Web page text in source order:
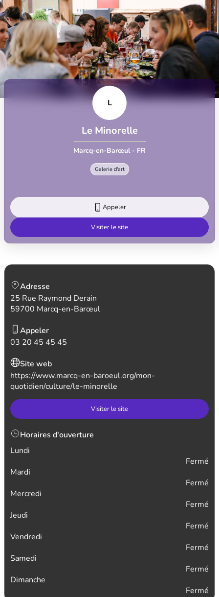
L
Le Minorelle
Marcq-en-Barœul - FR
Galerie d'art
Appeler
Visiter le site
Adresse
25 Rue Raymond Derain
59700 Marcq-en-Barœul
Appeler
03 20 45 45 45
Site web
https://www.marcq-en-baroeul.org/mon-
quotidien/culture/le-minorelle
Visiter le site
Horaires d'ouverture
Lundi
Fermé
Mardi
Fermé
Mercredi
Fermé
Jeudi
Fermé
Vendredi
Fermé
Samedi
Fermé
Dimanche
Fermé